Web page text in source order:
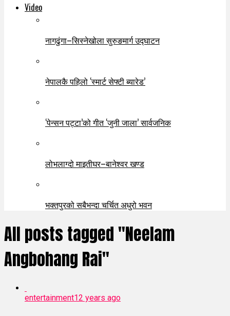
Video
नागढुंगा–सिस्नेखोला सुरुङमार्ग उद्घाटन
नेपालकै पहिलो ‘स्मार्ट सेफ्टी ब्यारेड’
‘पेन्सन पट्टा’को गीत ‘जुनी जाला’ सार्वजनिक
लोभलाग्दो माइतीघर–बानेश्वर खण्ड
भक्तपुरको सबैभन्दा चर्चित अधुरो भवन
All posts tagged "Neelam
Angbohang Rai"
entertainment12 years ago